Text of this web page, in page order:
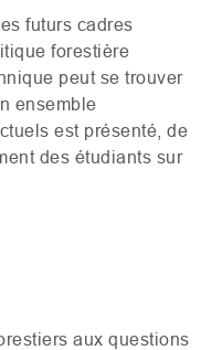
futurs cadres
forestière
peut se trouver
ensemble
est présenté, de
des étudiants sur
aux questions